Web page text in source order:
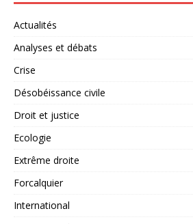
Actualités
Analyses et débats
Crise
Désobéissance civile
Droit et justice
Ecologie
Extrême droite
Forcalquier
International